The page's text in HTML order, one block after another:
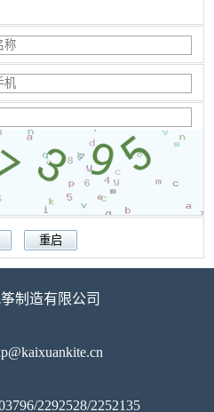
制造有限公司
2292528/2252135